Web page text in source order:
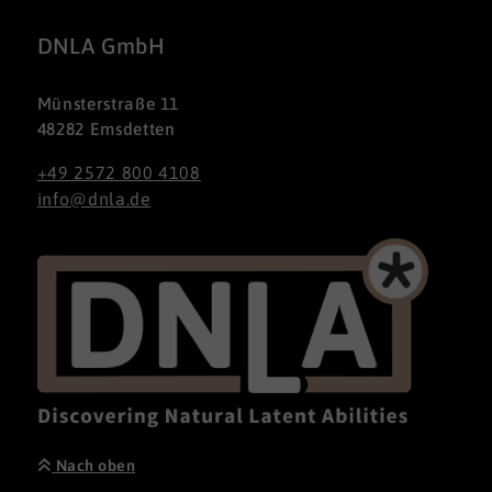
DNLA GmbH
Münsterstraße 11
48282 Emsdetten
+49 2572 800 4108
info@dnla.de
Nach oben